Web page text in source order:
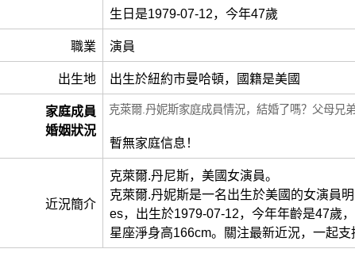
生日是1979-07-12，今年47歲
職業 演員
出生地 出生於紐約市曼哈頓，國籍是美國
家庭成員
婚姻狀況
克萊爾.丹妮斯家庭成員情況，結婚了嗎？父母兄
暫無家庭信息！
近況簡介
克萊爾.丹尼斯，美國女演員。
克萊爾.丹妮斯是一名出生於美國的女演員
es，出生於1979-07-12，今年年齡是47歲
星座淨身高166cm。關注最新近況，一起支